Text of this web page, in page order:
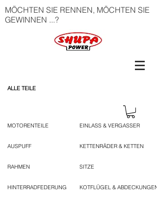
MÖCHTEN SIE RENNEN, MÖCHTEN SIE
GEWINNEN ...?
ALLE TEILE
MOTORENTEILE
AUSPUFF
RAHMEN
HINTERRADFEDERUNG
EINLASS & VERGASSER
KETTENRÄDER & KETTEN
SITZE
KOTFLÜGEL & ABDECKUNGEN